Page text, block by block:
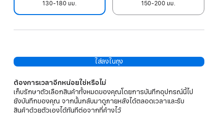
130-180 มม.
150-200 มม.
ใส่ลงในถุง
ต้องการเวลาอีกหน่อยใช่หรือไม่
เก็บรักษาตัวเลือกสินค้าทั้งหมดของคุณโดยการบันทึกอุปกรณ์นี้ไป
ยังบันทึกของคุณ จากนั้นกลับมาดูภายหลังได้ตลอดเวลาและรับ
สินค้าด้วยตัวเองได้ทันทีต่อจากที่ค้างไว้